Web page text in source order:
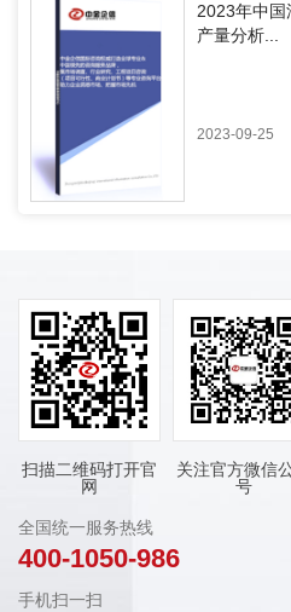
2023年中国
产量分析...
2023-09-25
扫描二维码打开官
网
关注官方微信
号
全国统一服务热线
400-1050-986
手机扫一扫